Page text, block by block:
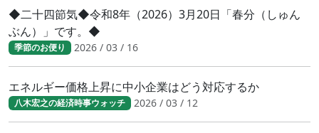
◆二十四節気◆令和8年（2026）3月20日「春分（しゅん
ぶん）」です。◆
季節のお便り 2026 / 03 / 16
エネルギー価格上昇に中小企業はどう対応するか
八木宏之の経済時事ウォッチ 2026 / 03 / 12